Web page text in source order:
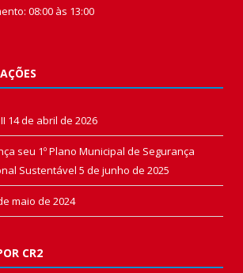
08:00 às 13:00
14 de abril de 2026
seu 1º Plano Municipal de Segurança
Sustentável 5 de junho de 2025
maio de 2024
CR2